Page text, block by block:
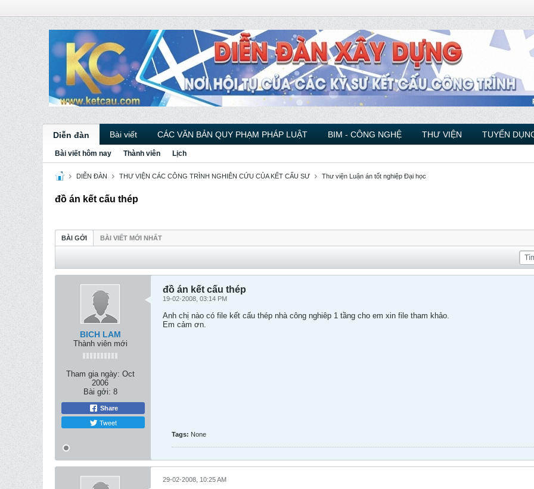
Diễn đàn Bài viết CÁC VĂN BẢN QUY PHẠM PHÁP LUẬT BIM - CÔNG NGHỆ THƯ VIỆN TUYỂN
Bài viết hôm nay Thành viên Lịch
DIỄN ĐÀN THƯ VIỆN CÁC CÔNG TRÌNH NGHIÊN CỨU CỦA KẾT CẤU SƯ Thư viện Luận án tốt nghiệp Đại học
đồ án kết cấu thép
BÀI GỞI BÀI VIẾT MỚI NHẤT
BICH LAM
Thành viên mới
Tham gia ngày: Oct
2006
Bài gởi: 8
Share
Tweet
đồ án kết cấu thép
19-02-2008, 03:14 PM
Anh chị nào có file kết cấu thép nhà công nghiêp 1 tầng cho em xin file tham khảo.
Em cảm ơn.
Tags: None
29-02-2008, 10:25 AM